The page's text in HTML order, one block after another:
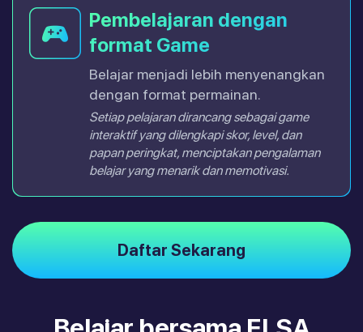
Pembelajaran dengan
format Game
Belajar menjadi lebih menyenangkan
dengan format permainan.
Setiap pelajaran dirancang sebagai game
interaktif yang dilengkapi skor, level, dan
papan peringkat, menciptakan pengalaman
belajar yang menarik dan memotivasi.
Daftar Sekarang